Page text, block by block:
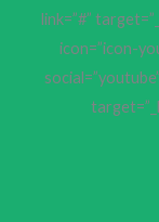
link=”#”
icon=”icon-